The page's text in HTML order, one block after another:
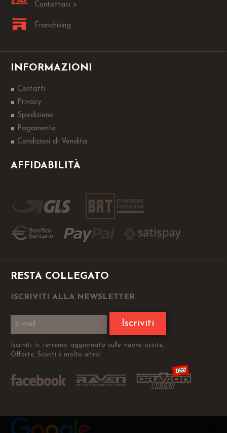
Contattaci >
Franchising
INFORMAZIONI
Contatti
Privacy
Spedizione
Pagamento
Condizioni di Vendita
AFFIDABILITÀ
RESTA COLLEGATO
ISCRIVITI ALLA NEWSLETTER
Iscriviti
Iscriviti ti terremo aggiornato sulle nuove uscite,
Offerte, Sconti e molto altro!